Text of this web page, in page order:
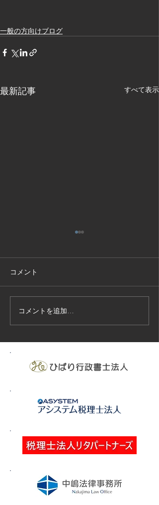
一般の方向けブログ
最新記事 すべて表示
技能実習生１２名入国-フ
ィリピン、ベトナム
コメント
コメントを追加…